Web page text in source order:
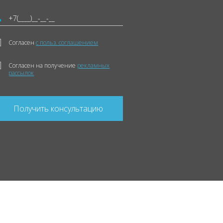
Согласенс польз. соглашением
Согласен на получение рекламных
рассылок
Получить консультацию